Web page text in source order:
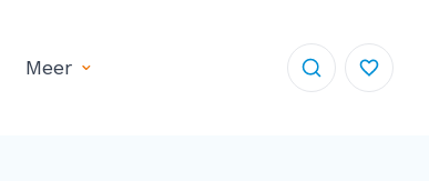
Meer